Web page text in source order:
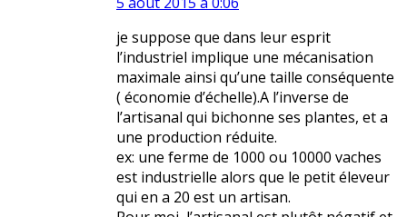
je suppose que dans leur esprit
l’industriel implique une mécanisation
maximale ainsi qu’une taille conséquente
( économie d’échelle).A l’inverse de
l’artisanal qui bichonne ses plantes, et a
une production réduite.
ex: une ferme de 1000 ou 10000 vaches
est industrielle alors que le petit éleveur
qui en a 20 est un artisan.